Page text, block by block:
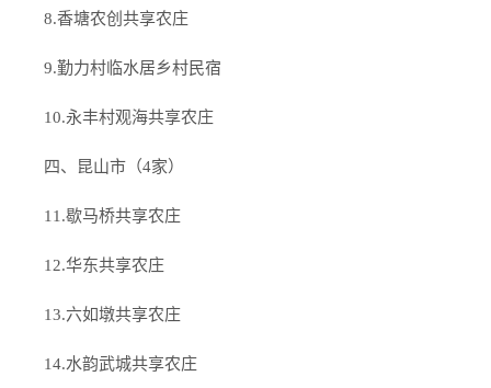
8.香塘农创共享农庄
9.勤力村临水居乡村民宿
10.永丰村观海共享农庄
四、昆山市（4家）
11.歇马桥共享农庄
12.华东共享农庄
13.六如墩共享农庄
14.水韵武城共享农庄